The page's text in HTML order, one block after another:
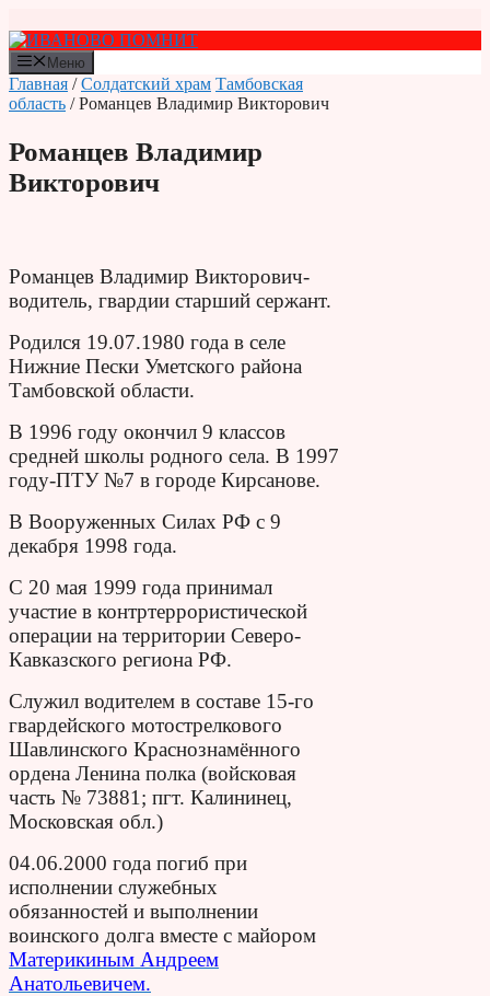
к
содержимому
Меню
Главная /Солдатский храм Тамбовская
область / Романцев Владимир Викторович
Романцев Владимир
Викторович
Романцев Владимир Викторович-
водитель, гвардии старший сержант.
Родился 19.07.1980 года в селе
Нижние Пески Уметского района
Тамбовской области.
В 1996 году окончил 9 классов
средней школы родного села. В 1997
году-ПТУ №7 в городе Кирсанове.
В Вооруженных Силах РФ с 9
декабря 1998 года.
С 20 мая 1999 года принимал
участие в контртеррористической
операции на территории Северо-
Кавказского региона РФ.
Служил водителем в составе 15-го
гвардейского мотострелкового
Шавлинского Краснознамённого
ордена Ленина полка (войсковая
часть № 73881; пгт. Калининец,
Московская обл.)
04.06.2000 года погиб при
исполнении служебных
обязанностей и выполнении
воинского долга вместе с майором
Материкиным Андреем
Анатольевичем.